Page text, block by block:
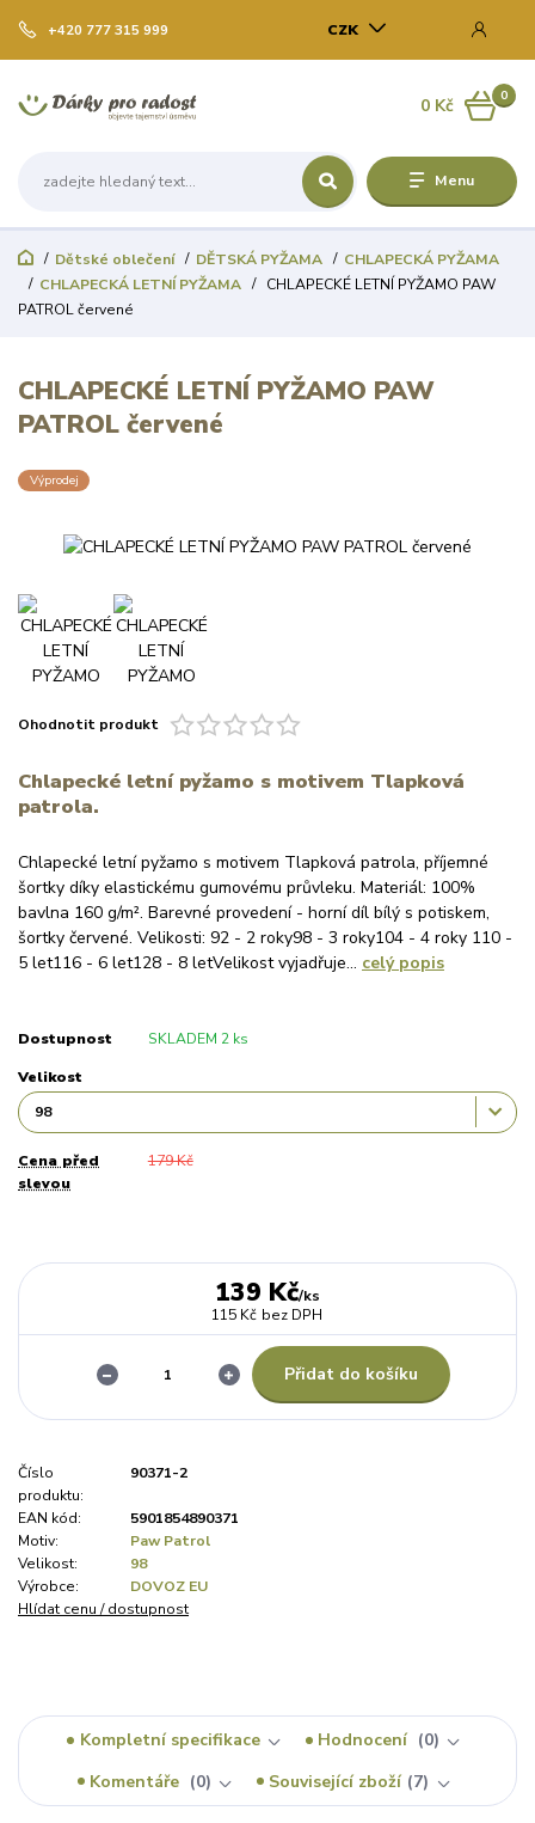
Menu
CZK
+420 777 315 999
0
0 Kč
Dětské oblečení DĚTSKÁ PYŽAMA
CHLAPECKÁ PYŽAMA
CHLAPECKÁ LETNÍ PYŽAMA
CHLAPECKÉ LETNÍ PYŽAMO PAW
PATROL červené
CHLAPECKÉ LETNÍ PYŽAMO PAW
PATROL červené
Výprodej
Ohodnotit produkt
Chlapecké letní pyžamo s motivem Tlapková
patrola.
Chlapecké letní pyžamo s motivem Tlapková patrola, příjemné
šortky díky elastickému gumovému průvleku. Materiál: 100%
bavlna 160 g/m². Barevné provedení - horní díl bílý s potiskem,
šortky červené. Velikosti: 92 - 2 roky98 - 3 roky104 - 4 roky 110 -
5 let116 - 6 let128 - 8 letVelikost vyjadřuje... celý popis
Dostupnost SKLADEM 2 ks
Velikost
Cena před
slevou
179 Kč
139 Kč/ks
115 Kč bez DPH
Přidat do košíku
Číslo
produktu:
90371-2
EAN kód:
5901854890371
Motiv:
Paw Patrol
Velikost:
98
Výrobce:
DOVOZ EU
Hlídat cenu / dostupnost
Kompletní specifikace Hodnocení
0
Komentáře
0 Související zboží 7